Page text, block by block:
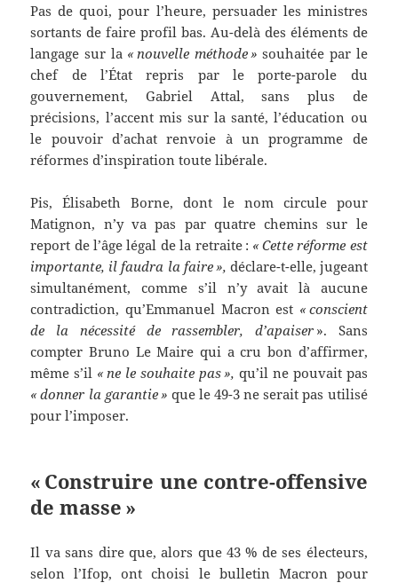
Pas de quoi, pour l’heure, persuader les ministres
sortants de faire profil bas. Au-delà des éléments de
langage sur la « nouvelle méthode » souhaitée par le
chef de l’État repris par le porte-parole du
gouvernement, Gabriel Attal, sans plus de
précisions, l’accent mis sur la santé, l’éducation ou
le pouvoir d’achat renvoie à un programme de
réformes d’inspiration toute libérale.
Pis, Élisabeth Borne, dont le nom circule pour
Matignon, n’y va pas par quatre chemins sur le
report de l’âge légal de la retraite : « Cette réforme est
importante, il faudra la faire », déclare-t-elle, jugeant
simultanément, comme s’il n’y avait là aucune
contradiction, qu’Emmanuel Macron est « conscient
de la nécessité de rassembler, d’apaiser ». Sans
compter Bruno Le Maire qui a cru bon d’affirmer,
même s’il « ne le souhaite pas », qu’il ne pouvait pas
« donner la garantie » que le 49-3 ne serait pas utilisé
pour l’imposer.
« Construire une contre-offensive
de masse »
Il va sans dire que, alors que 43 % de ses électeurs,
selon l’Ifop, ont choisi le bulletin Macron pour